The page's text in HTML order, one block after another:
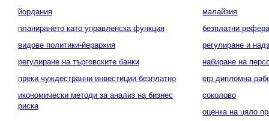
йордания
малайзия
планирането като управленска функция
безплатни
видове политики-йерархия
регулиране и
регулиране на търговските банки
набиране на
преки чуждестранни инвестиции безплатно
erp дипломна
икономически методи за анализ на бизнес
риска
соколово
оценка на цяло